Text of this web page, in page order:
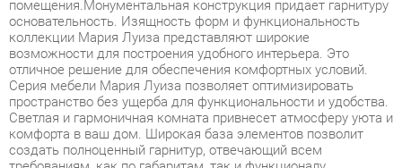
отличное решение для обеспечения комфортных условий.
Серия мебели Мария Луиза позволяет оптимизировать
пространство без ущерба для функциональности и удобства.
Светлая и гармоничная комната привнесет атмосферу уюта и
комфорта в ваш дом. Широкая база элементов позволит
создать полноценный гарнитур, отвечающий всем
требованиям, как по габаритам, так и функционалу.
Условия покупки
Благодаря качественным фото, исчерпывающей информации